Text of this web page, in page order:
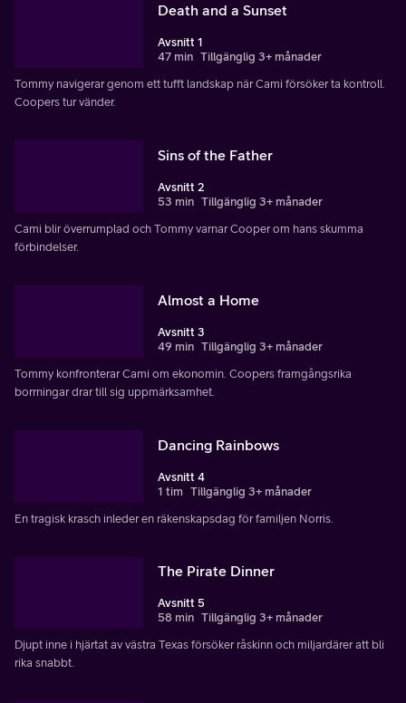
Death and a Sunset
Avsnitt 1
47 min Tillgänglig 3+ månader
Tommy navigerar genom ett tufft landskap när Cami försöker ta kontroll.
Coopers tur vänder.
Sins of the Father
Avsnitt 2
53 min Tillgänglig 3+ månader
Cami blir överrumplad och Tommy varnar Cooper om hans skumma
förbindelser.
Almost a Home
Avsnitt 3
49 min Tillgänglig 3+ månader
Tommy konfronterar Cami om ekonomin. Coopers framgångsrika
borrningar drar till sig uppmärksamhet.
Dancing Rainbows
Avsnitt 4
1 tim Tillgänglig 3+ månader
En tragisk krasch inleder en räkenskapsdag för familjen Norris.
The Pirate Dinner
Avsnitt 5
58 min Tillgänglig 3+ månader
Djupt inne i hjärtat av västra Texas försöker råskinn och miljardärer att bli
rika snabbt.